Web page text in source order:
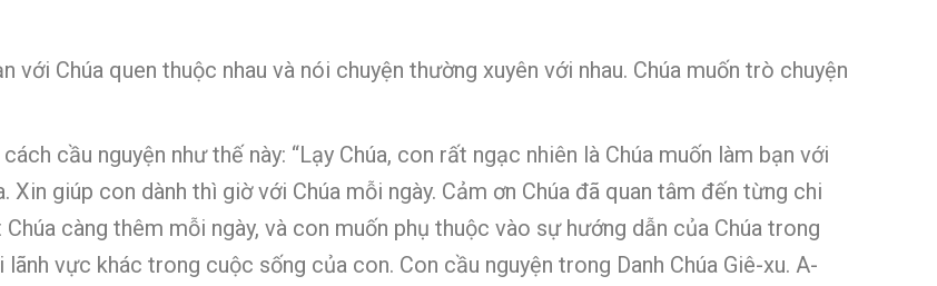
với Chúa quen thuộc nhau và nói chuyện thường xuyên với nhau. Chúa muốn trò chuyện
cầu nguyện như thế này: “Lạy Chúa, con rất ngạc nhiên là Chúa muốn làm bạn với
giúp con dành thì giờ với Chúa mỗi ngày. Cảm ơn Chúa đã quan tâm đến từng chi
càng thêm mỗi ngày, và con muốn phụ thuộc vào sự hướng dẫn của Chúa trong
vực khác trong cuộc sống của con. Con cầu nguyện trong Danh Chúa Giê-xu. A-